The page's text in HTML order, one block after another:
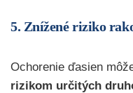
5. Znížené riziko
Ochorenie ďasien
rizikom určitých